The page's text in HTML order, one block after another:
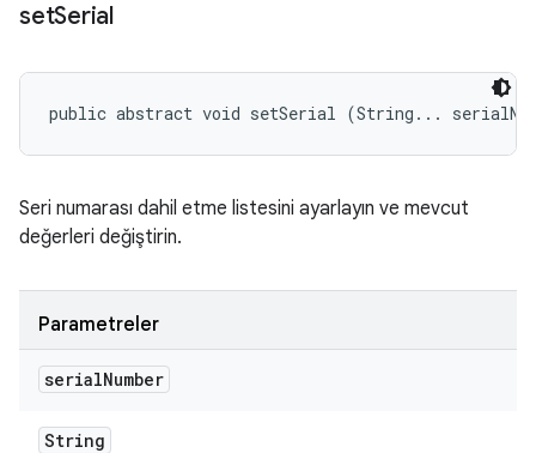
setSerial
public abstract void setSerial (String...
Seri numarası dahil etme listesini ayarlayın ve mevcut
değerleri değiştirin.
Parametreler
serialNumber
String